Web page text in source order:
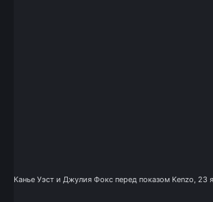
Канье Уэст и Джулия Фокс перед показом Kenzo, 23